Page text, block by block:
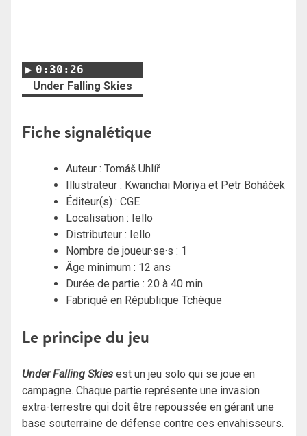
0:30:26
Under Falling Skies
Fiche signalétique
Auteur : Tomáš Uhlíř
Illustrateur : Kwanchai Moriya et Petr Boháček
Éditeur(s) : CGE
Localisation : Iello
Distributeur : Iello
Nombre de joueur·se·s : 1
Âge minimum : 12 ans
Durée de partie : 20 à 40 min
Fabriqué en République Tchèque
Le principe du jeu
Under Falling Skies est un jeu solo qui se joue en
campagne. Chaque partie représente une invasion
extra-terrestre qui doit être repoussée en gérant une
base souterraine de défense contre ces envahisseurs.